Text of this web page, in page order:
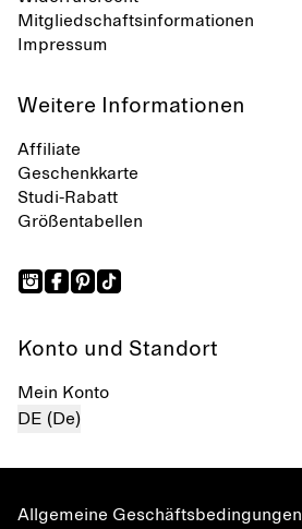
Mitgliedschaftsinformationen
Impressum
Weitere Informationen
Affiliate
Geschenkkarte
Studi-Rabatt
Größentabellen
Konto und Standort
Mein Konto
DE (De)
Allgemeine Geschäftsbedingungen